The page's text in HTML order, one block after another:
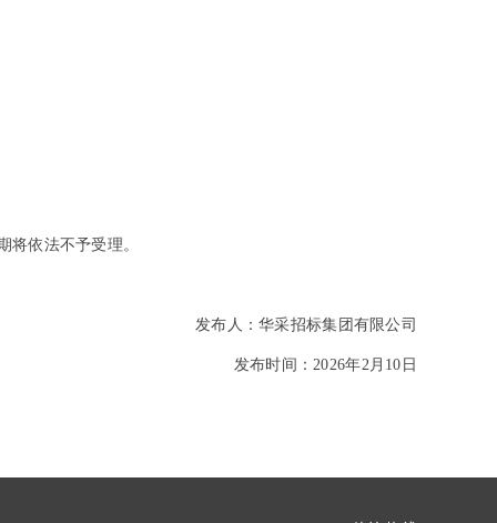
依法不予受理。
发布人：华采招标集团有限公司
发布时间：2026年2月10日